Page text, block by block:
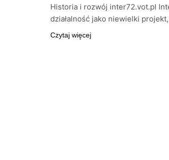
Historia i rozwój inter72.vot.pl
działalność jako niewielki
Czytaj więcej